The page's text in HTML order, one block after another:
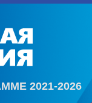
2021-2026